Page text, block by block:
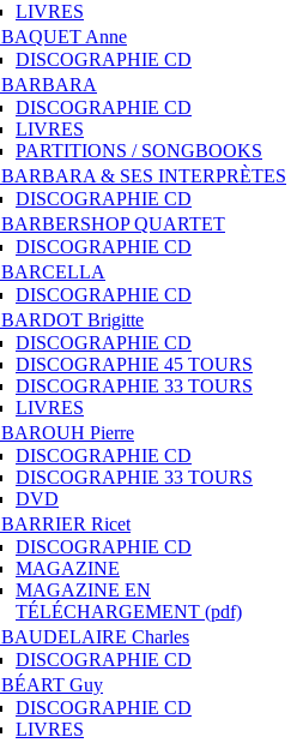
LIVRES
BAQUET Anne
DISCOGRAPHIE CD
BARBARA
DISCOGRAPHIE CD
LIVRES
PARTITIONS / SONGBOOKS
BARBARA & SES INTERPRÈTES
DISCOGRAPHIE CD
BARBERSHOP QUARTET
DISCOGRAPHIE CD
BARCELLA
DISCOGRAPHIE CD
BARDOT Brigitte
DISCOGRAPHIE CD
DISCOGRAPHIE 45 TOURS
DISCOGRAPHIE 33 TOURS
LIVRES
BAROUH Pierre
DISCOGRAPHIE CD
DISCOGRAPHIE 33 TOURS
DVD
BARRIER Ricet
DISCOGRAPHIE CD
MAGAZINE
MAGAZINE EN
TÉLÉCHARGEMENT (pdf)
BAUDELAIRE Charles
DISCOGRAPHIE CD
BÉART Guy
DISCOGRAPHIE CD
LIVRES